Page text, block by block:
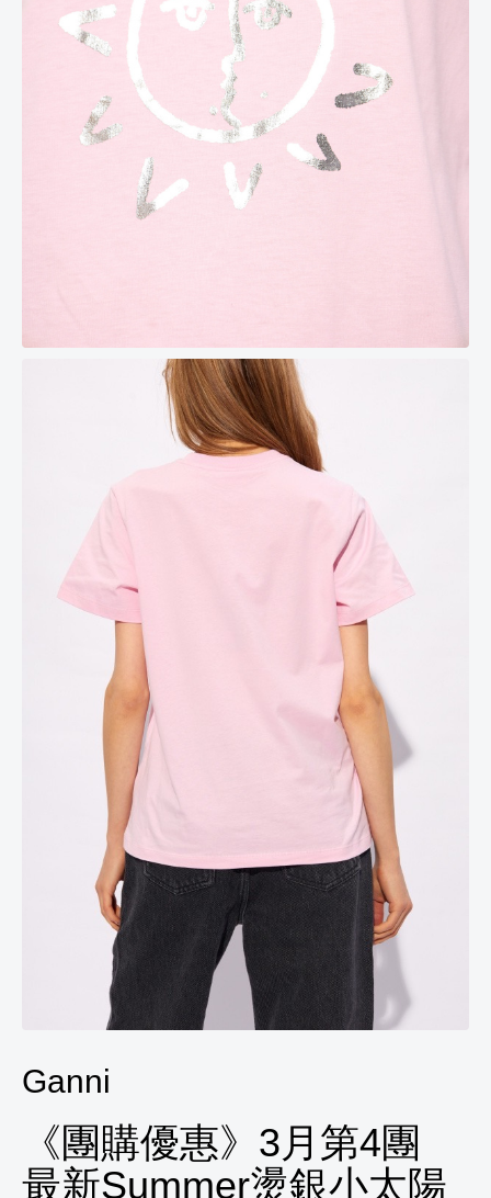
Ganni
《團購優惠》3月第4團
最新Summer燙銀小太陽